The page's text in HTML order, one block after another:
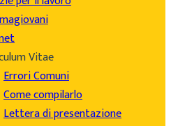
Vitae
Errori Comuni
Come compilarlo
Lettera di presentazione